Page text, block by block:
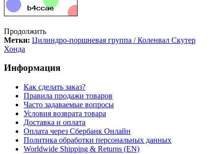
Продолжить
Метки: Цилиндро-поршневая группа / Коленвал Скутер
Хонда
Информация
Как сделать заказ?
Правила продажи товаров
Часто задаваемые вопросы
Условия возврата товара
Доставка и оплата
Оплата через Сбербанк Онлайн
Политика обработки персональных данных
Worldwide Shipping & Returns (EN)